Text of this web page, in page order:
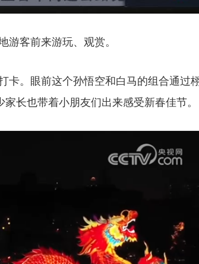
游客前来游玩、观赏。
卡。眼前这个孙悟空和白马的组合通过
长也带着小朋友们出来感受新春佳节。